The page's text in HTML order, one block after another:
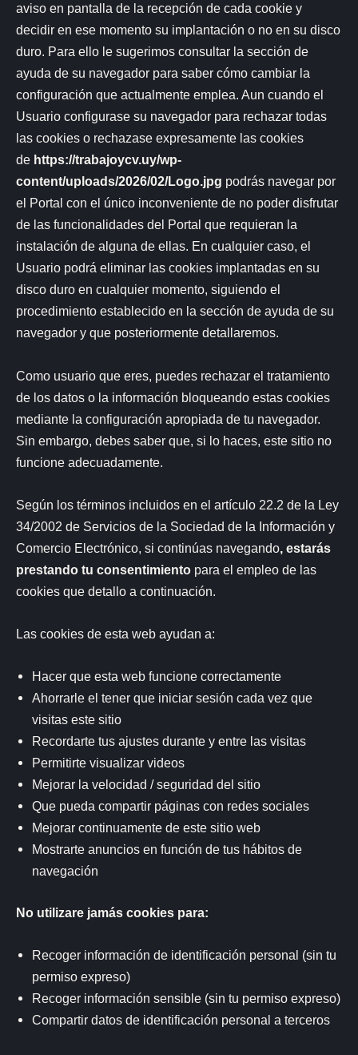
aviso en pantalla de la recepción de cada cookie y
decidir en ese momento su implantación o no en su disco
duro. Para ello le sugerimos consultar la sección de
ayuda de su navegador para saber cómo cambiar la
configuración que actualmente emplea. Aun cuando el
Usuario configurase su navegador para rechazar todas
las cookies o rechazase expresamente las cookies
de https://trabajoycv.uy/wp-
content/uploads/2026/02/Logo.jpg podrás navegar por
el Portal con el único inconveniente de no poder disfrutar
de las funcionalidades del Portal que requieran la
instalación de alguna de ellas. En cualquier caso, el
Usuario podrá eliminar las cookies implantadas en su
disco duro en cualquier momento, siguiendo el
procedimiento establecido en la sección de ayuda de su
navegador y que posteriormente detallaremos.
Como usuario que eres, puedes rechazar el tratamiento
de los datos o la información bloqueando estas cookies
mediante la configuración apropiada de tu navegador.
Sin embargo, debes saber que, si lo haces, este sitio no
funcione adecuadamente.
Según los términos incluidos en el artículo 22.2 de la Ley
34/2002 de Servicios de la Sociedad de la Información y
Comercio Electrónico, si continúas navegando, estarás
prestando tu consentimiento para el empleo de las
cookies que detallo a continuación.
Las cookies de esta web ayudan a:
Hacer que esta web funcione correctamente
Ahorrarle el tener que iniciar sesión cada vez que
visitas este sitio
Recordarte tus ajustes durante y entre las visitas
Permitirte visualizar videos
Mejorar la velocidad / seguridad del sitio
Que pueda compartir páginas con redes sociales
Mejorar continuamente de este sitio web
Mostrarte anuncios en función de tus hábitos de
navegación
No utilizare jamás cookies para:
Recoger información de identificación personal (sin tu
permiso expreso)
Recoger información sensible (sin tu permiso expreso)
Compartir datos de identificación personal a terceros